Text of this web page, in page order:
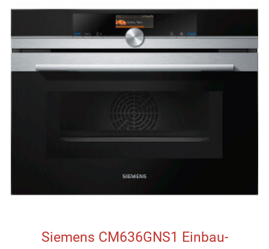
Siemens CM636GNS1 Einbau-